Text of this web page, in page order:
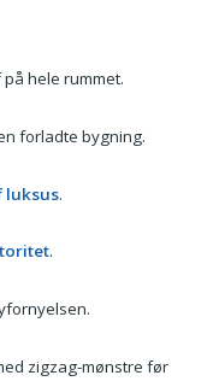
hele rummet.
forladte bygning.
luksus.
.
zigzag-mønstre før